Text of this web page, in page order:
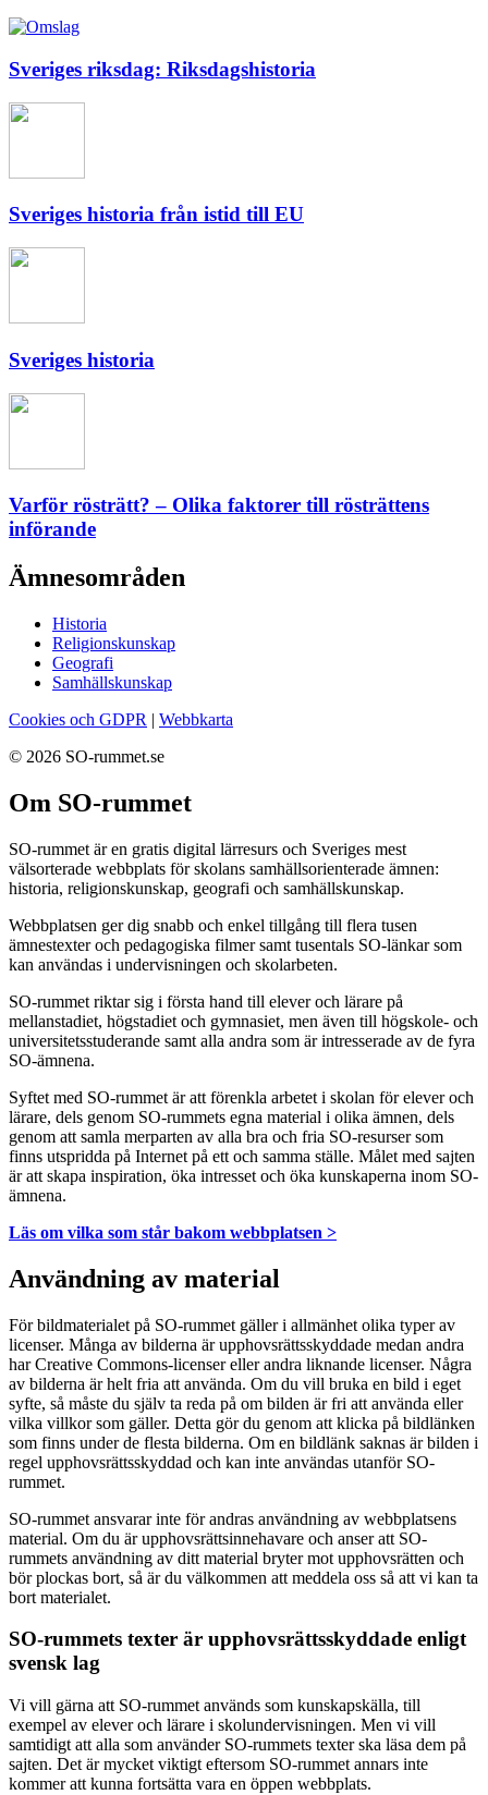
Sveriges riksdag: Riksdagshistoria
Sveriges historia från istid till EU
Sveriges historia
Varför rösträtt? – Olika faktorer till rösträttens
införande
Ämnesområden
Historia
Religionskunskap
Geografi
Samhällskunskap
Cookies och GDPR | Webbkarta
© 2026 SO-rummet.se
Om SO-rummet
SO-rummet är en gratis digital lärresurs och Sveriges mest
välsorterade webbplats för skolans samhällsorienterade ämnen:
historia, religionskunskap, geografi och samhällskunskap.
Webbplatsen ger dig snabb och enkel tillgång till flera tusen
ämnestexter och pedagogiska filmer samt tusentals SO-länkar som
kan användas i undervisningen och skolarbeten.
SO-rummet riktar sig i första hand till elever och lärare på
mellanstadiet, högstadiet och gymnasiet, men även till högskole- och
universitetsstuderande samt alla andra som är intresserade av de fyra
SO-ämnena.
Syftet med SO-rummet är att förenkla arbetet i skolan för elever och
lärare, dels genom SO-rummets egna material i olika ämnen, dels
genom att samla merparten av alla bra och fria SO-resurser som
finns utspridda på Internet på ett och samma ställe. Målet med sajten
är att skapa inspiration, öka intresset och öka kunskaperna inom SO-
ämnena.
Läs om vilka som står bakom webbplatsen >
Användning av material
För bildmaterialet på SO-rummet gäller i allmänhet olika typer av
licenser. Många av bilderna är upphovsrättsskyddade medan andra
har Creative Commons-licenser eller andra liknande licenser. Några
av bilderna är helt fria att använda. Om du vill bruka en bild i eget
syfte, så måste du själv ta reda på om bilden är fri att använda eller
vilka villkor som gäller. Detta gör du genom att klicka på bildlänken
som finns under de flesta bilderna. Om en bildlänk saknas är bilden i
regel upphovsrättsskyddad och kan inte användas utanför SO-
rummet.
SO-rummet ansvarar inte för andras användning av webbplatsens
material. Om du är upphovsrättsinnehavare och anser att SO-
rummets användning av ditt material bryter mot upphovsrätten och
bör plockas bort, så är du välkommen att meddela oss så att vi kan ta
bort materialet.
SO-rummets texter är upphovsrättsskyddade enligt
svensk lag
Vi vill gärna att SO-rummet används som kunskapskälla, till
exempel av elever och lärare i skolundervisningen. Men vi vill
samtidigt att alla som använder SO-rummets texter ska läsa dem på
sajten. Det är mycket viktigt eftersom SO-rummet annars inte
kommer att kunna fortsätta vara en öppen webbplats.